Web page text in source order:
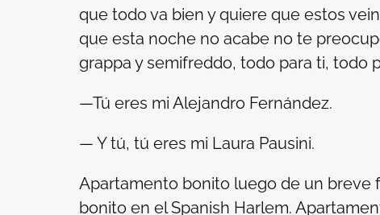
que todo va bien y quiere que estos
que esta noche no acabe no te
grappa y semifreddo, todo para ti, todo
—Tú eres mi Alejandro Fernández.
— Y tú, tú eres mi Laura Pausini.
Apartamento bonito luego de un breve
bonito en el Spanish Harlem.